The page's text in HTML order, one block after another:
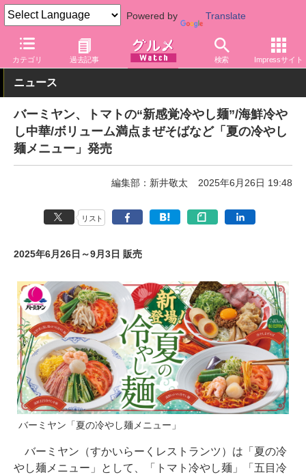
Powered by Translate
カテゴリ 過去記事 検索 Impressサイト
グルメ Watch 店舗 レストラン バーミヤン
ニュース
バーミヤン、トマトの“新感覚冷やし麺”/海鮮冷や
し中華/ボリューム満点まぜそばなど「夏の冷やし
麺メニュー」発売
編集部：新井敬太 2025年6月26日 19:48
リスト
2025年6月26日～9月3日 販売
バーミヤン「夏の冷やし麺メニュー」
バーミヤン（すかいらーくレストランツ）は「夏の冷
やし麺メニュー」として、「トマト冷やし麺」「五目冷